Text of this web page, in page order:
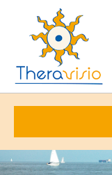
Zum Inhalt springen